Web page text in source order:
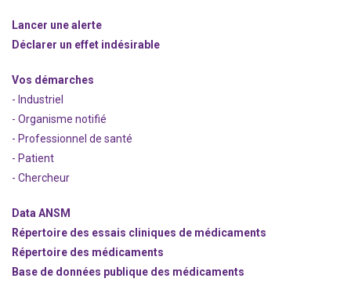
Lancer une alerte
Déclarer un effet indésirable
Vos démarches
- Industriel
- Organisme notifié
- Professionnel de santé
- Patient
- Chercheur
Data ANSM
Répertoire des essais cliniques de médicaments
Répertoire des médicaments
Base de données publique des médicaments